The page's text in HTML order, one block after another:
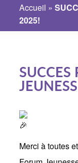
Accueil »
2025!
Merci à toutes